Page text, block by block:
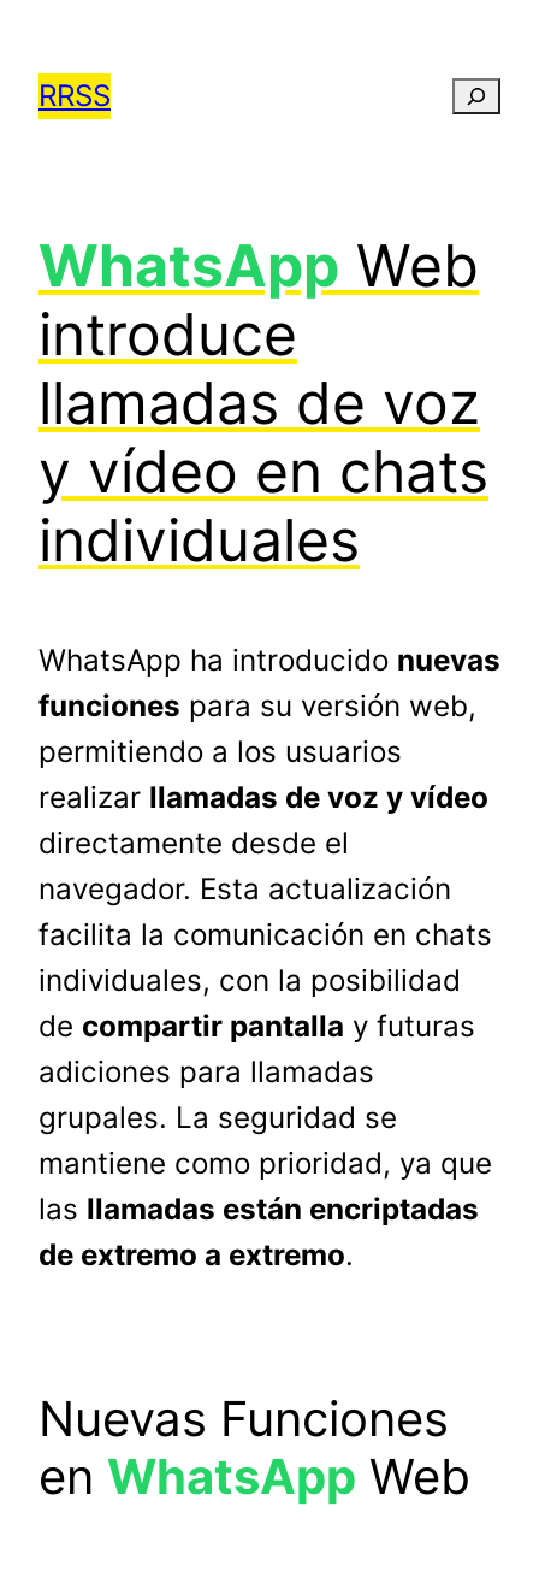
contenido
RRSS
WhatsApp Web
introduce
llamadas de voz
y vídeo en chats
individuales
WhatsApp ha introducido nuevas
funciones para su versión web,
permitiendo a los usuarios
realizar llamadas de voz y vídeo
directamente desde el
navegador. Esta actualización
facilita la comunicación en chats
individuales, con la posibilidad
de compartir pantalla y futuras
adiciones para llamadas
grupales. La seguridad se
mantiene como prioridad, ya que
las llamadas están encriptadas
de extremo a extremo.
Nuevas Funciones
en WhatsApp Web